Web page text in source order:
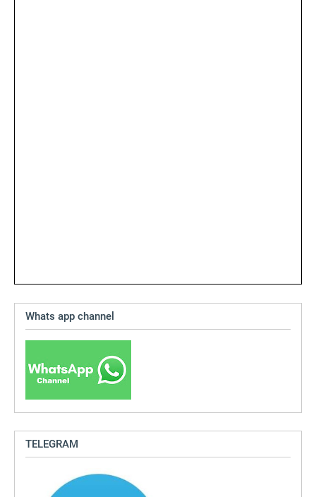
Whats app channel
TELEGRAM